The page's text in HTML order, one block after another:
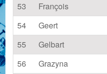
53
François
54
Geert
55
Gelbart
56
Grazyna